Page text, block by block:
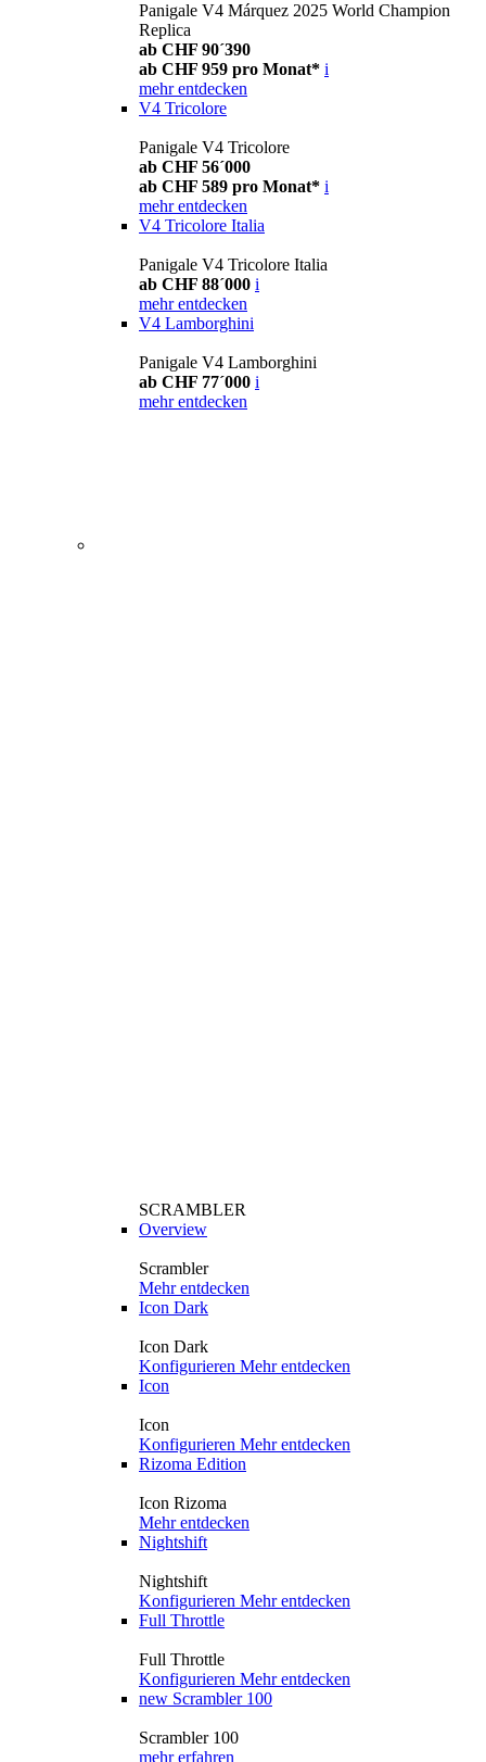
Panigale V4 Márquez 2025 World Champion
Replica
ab CHF 90´390
ab CHF 959 pro Monat* i
mehr entdecken
V4 Tricolore
Panigale V4 Tricolore
ab CHF 56´000
ab CHF 589 pro Monat* i
mehr entdecken
V4 Tricolore Italia
Panigale V4 Tricolore Italia
ab CHF 88´000 i
mehr entdecken
V4 Lamborghini
Panigale V4 Lamborghini
ab CHF 77´000 i
mehr entdecken
SCRAMBLER
Overview
Scrambler
Mehr entdecken
Icon Dark
Icon Dark
Konfigurieren Mehr entdecken
Icon
Icon
Konfigurieren Mehr entdecken
Rizoma Edition
Icon Rizoma
Mehr entdecken
Nightshift
Nightshift
Konfigurieren Mehr entdecken
Full Throttle
Full Throttle
Konfigurieren Mehr entdecken
new Scrambler 100
Scrambler 100
mehr erfahren